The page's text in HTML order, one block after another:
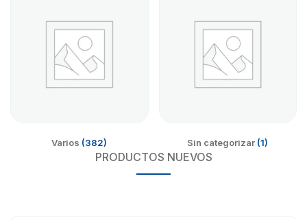
Varios (382) Sin categorizar (1)
PRODUCTOS NUEVOS